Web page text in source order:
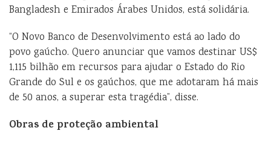
Bangladesh e Emirados Árabes Unidos, está solidária.
“O Novo Banco de Desenvolvimento está ao lado do
povo gaúcho. Quero anunciar que vamos destinar US$
1,115 bilhão em recursos para ajudar o Estado do Rio
Grande do Sul e os gaúchos, que me adotaram há mais
de 50 anos, a superar esta tragédia”, disse.
Obras de proteção ambiental